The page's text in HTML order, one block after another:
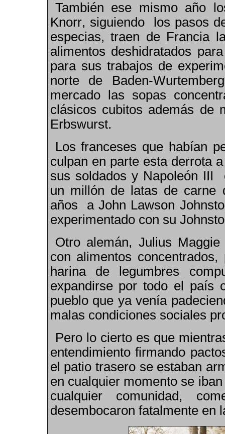
También ese mismo año
Knorr, siguiendo los pasos
especias, traen de Francia
alimentos deshidratados
para sus trabajos de
norte de Baden-Wurtemberg
mercado las sopas
clásicos cubitos además de
Erbswurst.
Los franceses que habían
culpan en parte esta derrota
sus soldados y Napoleón III
un millón de latas de carne
años a John Lawson
experimentado con su
Otro alemán, Julius
con alimentos
harina de legumbres
expandirse por todo el país
pueblo que ya venía
malas condiciones sociales
Pero lo cierto es que
entendimiento firmando
el patio trasero se estaban
en cualquier momento se
cualquier comunidad,
desembocaron fatalmente en